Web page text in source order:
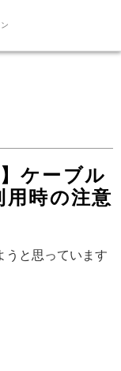
ケーブル
時の注意
うと思っています